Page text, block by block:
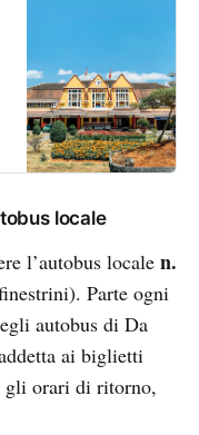
locale
l’autobus locale n.
Parte ogni
autobus di Da
ai biglietti
gli orari di ritorno,